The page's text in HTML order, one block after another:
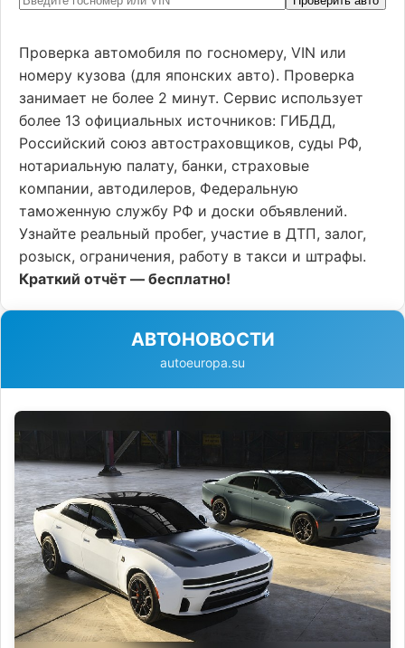
Проверка автомобиля по госномеру, VIN или
номеру кузова (для японских авто). Проверка
занимает не более 2 минут. Сервис использует
более 13 официальных источников: ГИБДД,
Российский союз автостраховщиков, суды РФ,
нотариальную палату, банки, страховые
компании, автодилеров, Федеральную
таможенную службу РФ и доски объявлений.
Узнайте реальный пробег, участие в ДТП, залог,
розыск, ограничения, работу в такси и штрафы.
Краткий отчёт — бесплатно!
АВТОНОВОСТИ
autoeuropa.su